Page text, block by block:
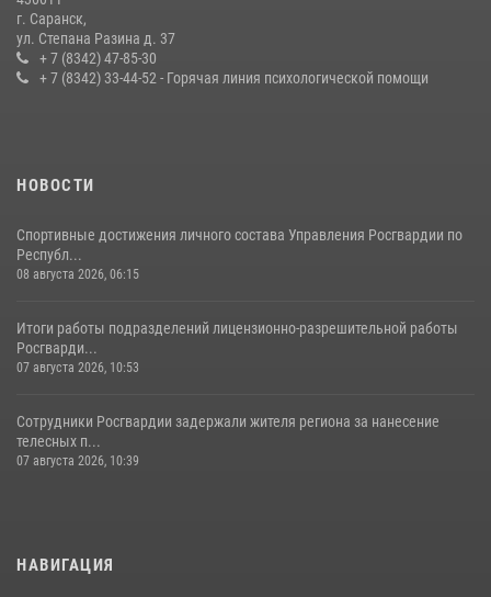
Сотрудники Росгвардии обеспечили безопасность Всероссийского
конкурса профмастерства в Саранске
23 июля 2026, 11:54 4
г. Саранск,
ул. Степана Разина д. 37
+ 7 (8342) 47-85-30
+ 7 (8342) 33-44-52 - Горячая линия психологической помощи
НОВОСТИ
Спортивные достижения личного состава Управления Росгвардии по
Республ...
08 августа 2026, 06:15
Итоги работы подразделений лицензионно-разрешительной работы
Росгварди...
07 августа 2026, 10:53
Сотрудники Росгвардии задержали жителя региона за нанесение
телесных п...
07 августа 2026, 10:39
НАВИГАЦИЯ